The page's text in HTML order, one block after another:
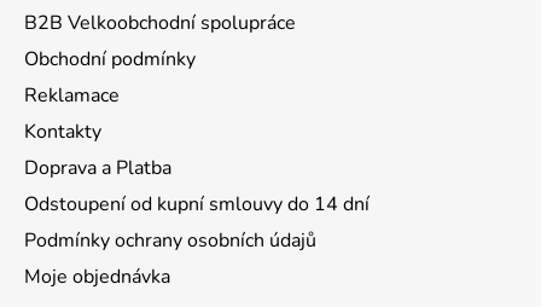
B2B Velkoobchodní spolupráce
Obchodní podmínky
Reklamace
Kontakty
Doprava a Platba
Odstoupení od kupní smlouvy do 14 dní
Podmínky ochrany osobních údajů
Moje objednávka